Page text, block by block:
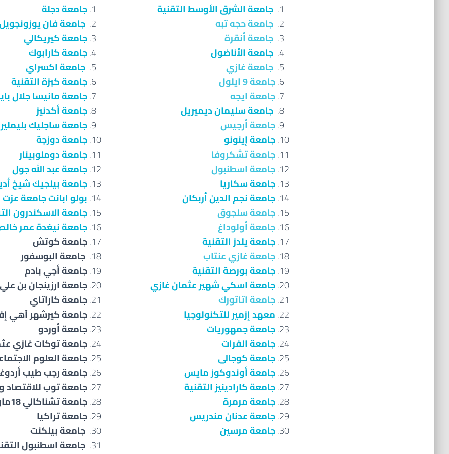
جامعة الشرق الأوسط التقنية
جامعة حجه تبه
جامعة أنقرة
جامعة الأناضول
جامعة غازي
جامعة 9 ايلول
جامعة ايجه
جامعة سليمان ديميريل
جامعة أرجيس
جامعة إينونو
جامعة تشكروفا
جامعة اسطنبول
جامعة سكاريا
جامعة نجم الدين أربكان
جامعة سلجوق
جامعة أولوداغ
جامعة يلدز التقنية
جامعة غازي عنتاب
جامعة بورصة التقنية
جامعة اسكي شهير عثمان غازي
جامعة اتاتورك
معهد إزمير للتكنولوجيا
جامعة جمهوريات
جامعة الفرات
جامعة كوجالي
جامعة أوندوكوز مايس
جامعة كارادينيز التقنية
جامعة مرمرة
جامعة عدنان مندريس
جامعة مرسي
جامعة دجلة
جامعة فان
جامعة كيريكالي
جامعة كارابوك
جامعة اكسراي
جامعة كبزة التقنية
جامعة مانيسا جلال
جامعة أكدنيز
جامعة ساجليك
جامعة دوزجة
جامعة دوملوبينار
جامعة عبد الله جول
جامعة بيلجيك شيخ
بولو ابانت جامعة
جامعة الاسكندرون
جامعة نيغدة عمر
جامعة كوتش
جامعة البوسفور
جامعة أجي بادم
جامعة ارزينجان بن
جامعة كاراتاي
جامعة كيرشهر آهي
جامعة أوردو
جامعة توكات غازي
جامعة العلوم
جامعة رجب طيب
جامعة توب للاقتصاد
جامعة تشناكالي 18مارت
جامعة تراكيا
جامعة بيلكنت
جامعة اسطنبول